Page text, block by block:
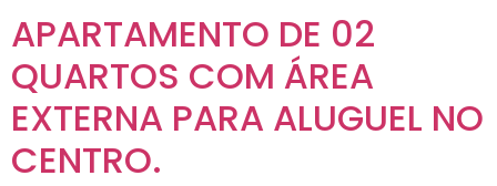
APARTAMENTO DE 02
QUARTOS COM ÁREA
EXTERNA PARA ALUGUEL NO
CENTRO.